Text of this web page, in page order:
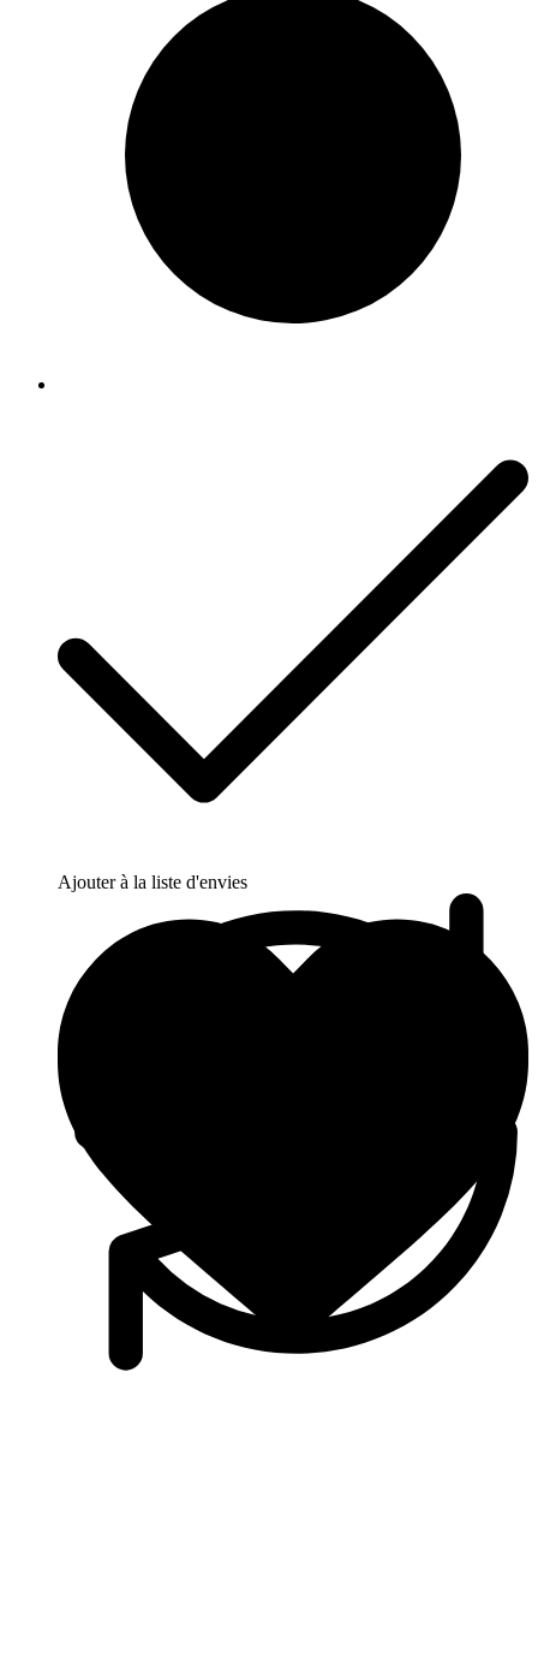
Ajouter à la liste d'envies